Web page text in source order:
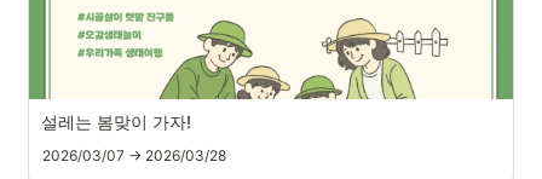
설레는 봄맞이 가자!
2026/03/07 → 2026/03/28